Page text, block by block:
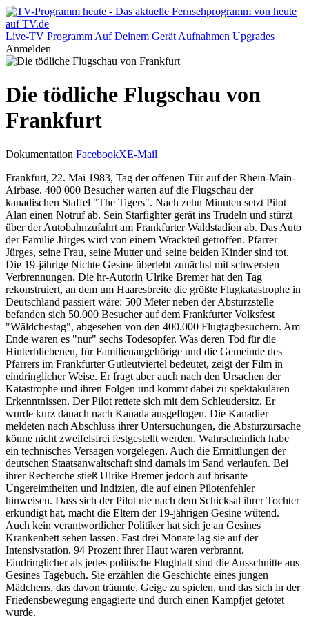
Live-TV Programm Auf Deinem Gerät Aufnahmen Upgrades
Anmelden
Die tödliche Flugschau von
Frankfurt
Dokumentation FacebookXE-Mail
Frankfurt, 22. Mai 1983, Tag der offenen Tür auf der Rhein-Main-
Airbase. 400 000 Besucher warten auf die Flugschau der
kanadischen Staffel "The Tigers". Nach zehn Minuten setzt Pilot
Alan einen Notruf ab. Sein Starfighter gerät ins Trudeln und stürzt
über der Autobahnzufahrt am Frankfurter Waldstadion ab. Das Auto
der Familie Jürges wird von einem Wrackteil getroffen. Pfarrer
Jürges, seine Frau, seine Mutter und seine beiden Kinder sind tot.
Die 19-jährige Nichte Gesine überlebt zunächst mit schwersten
Verbrennungen. Die hr-Autorin Ulrike Bremer hat den Tag
rekonstruiert, an dem um Haaresbreite die größte Flugkatastrophe in
Deutschland passiert wäre: 500 Meter neben der Absturzstelle
befanden sich 50.000 Besucher auf dem Frankfurter Volksfest
"Wäldchestag", abgesehen von den 400.000 Flugtagbesuchern. Am
Ende waren es "nur" sechs Todesopfer. Was deren Tod für die
Hinterbliebenen, für Familienangehörige und die Gemeinde des
Pfarrers im Frankfurter Gutleutviertel bedeutet, zeigt der Film in
eindringlicher Weise. Er fragt aber auch nach den Ursachen der
Katastrophe und ihren Folgen und kommt dabei zu spektakulären
Erkenntnissen. Der Pilot rettete sich mit dem Schleudersitz. Er
wurde kurz danach nach Kanada ausgeflogen. Die Kanadier
meldeten nach Abschluss ihrer Untersuchungen, die Absturzursache
könne nicht zweifelsfrei festgestellt werden. Wahrscheinlich habe
ein technisches Versagen vorgelegen. Auch die Ermittlungen der
deutschen Staatsanwaltschaft sind damals im Sand verlaufen. Bei
ihrer Recherche stieß Ulrike Bremer jedoch auf brisante
Ungereimtheiten und Indizien, die auf einen Pilotenfehler
hinweisen. Dass sich der Pilot nie nach dem Schicksal ihrer Tochter
erkundigt hat, macht die Eltern der 19-jährigen Gesine wütend.
Auch kein verantwortlicher Politiker hat sich je an Gesines
Krankenbett sehen lassen. Fast drei Monate lag sie auf der
Intensivstation. 94 Prozent ihrer Haut waren verbrannt.
Eindringlicher als jedes politische Flugblatt sind die Ausschnitte aus
Gesines Tagebuch. Sie erzählen die Geschichte eines jungen
Mädchens, das davon träumte, Geige zu spielen, und das sich in der
Friedensbewegung engagierte und durch einen Kampfjet getötet
wurde.